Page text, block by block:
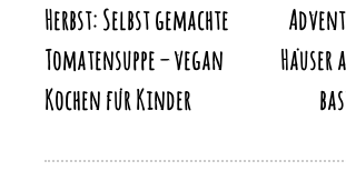
Herbst: Selbst gemachte
Tomatensuppe – vegan
Kochen für Kinder
Häuser